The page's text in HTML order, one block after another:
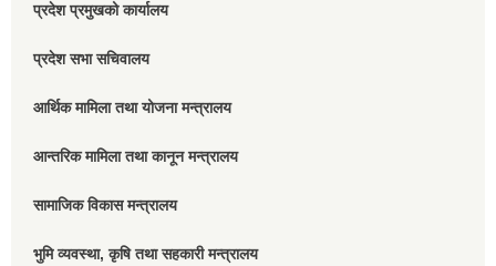
प्रदेश प्रमुखको कार्यालय
प्रदेश सभा सचिवालय
आर्थिक मामिला तथा योजना मन्त्रालय
आन्तरिक मामिला तथा कानून मन्त्रालय
सामाजिक विकास मन्त्रालय
भुमि व्यवस्था, कृषि तथा सहकारी मन्त्रालय